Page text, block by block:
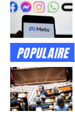
POPULAIRE